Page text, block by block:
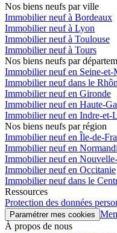
Nos biens neufs par ville
Immobilier neuf à Bordeaux
Immobilier neuf à Lyon
Immobilier neuf à Toulouse
Immobilier neuf à Tours
Nos biens neufs par
Immobilier neuf en Seine-et-
Immobilier neuf dans le
Immobilier neuf en Gironde
Immobilier neuf en Haute-
Immobilier neuf en Indre-et-
Nos biens neufs par région
Immobilier neuf en Île-de-
Immobilier neuf en
Immobilier neuf en
Immobilier neuf en Occitanie
Immobilier neuf dans le
Ressources
Protection des données
Paramétrer mes cookies
À propos de nous